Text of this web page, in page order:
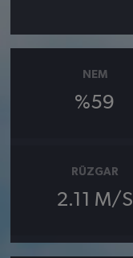
NEM
%59
RÜZGAR
2.11 M/S